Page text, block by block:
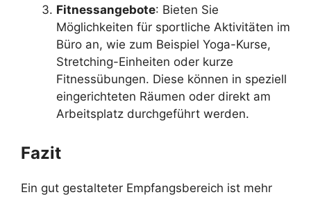
Fitnessangebote: Bieten Sie
Möglichkeiten für sportliche Aktivitäten im
Büro an, wie zum Beispiel Yoga-Kurse,
Stretching-Einheiten oder kurze
Fitnessübungen. Diese können in speziell
eingerichteten Räumen oder direkt am
Arbeitsplatz durchgeführt werden.
Fazit
Ein gut gestalteter Empfangsbereich ist mehr